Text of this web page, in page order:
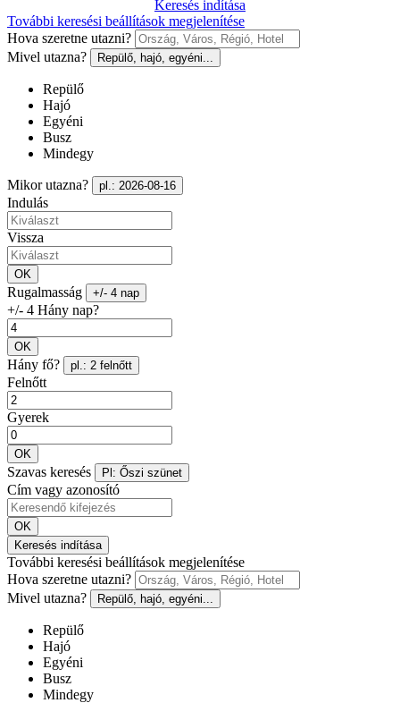
Keresés indítása
További keresési beállítások megjelenítése
Hova szeretne utazni?
Mivel utazna?
Repülő, hajó, egyéni...
Repülő
Hajó
Egyéni
Busz
Mindegy
Mikor utazna? pl.: 2026-08-16
Indulás
Vissza
OK
Rugalmasság +/- 4 nap
+/- 4 Hány nap?
OK
Hány fő? pl.: 2 felnőtt
Felnőtt
Gyerek
OK
Szavas keresés Pl: Őszi szünet
Cím vagy azonosító
OK
Keresés indítása
További keresési beállítások megjelenítése
Hova szeretne utazni?
Mivel utazna?
Repülő, hajó, egyéni...
Repülő
Hajó
Egyéni
Busz
Mindegy